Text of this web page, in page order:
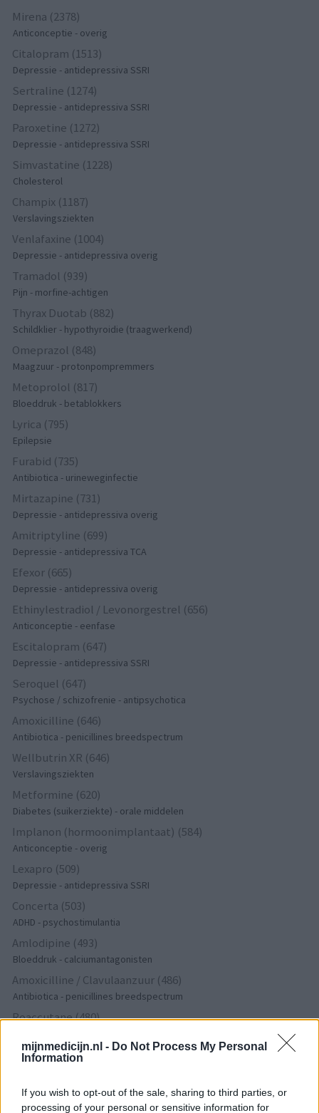
mijnmedicijn.nl - Do Not Process My Personal
Information
If you wish to opt-out of the sale, sharing to third parties, or
processing of your personal or sensitive information for
Mirena (2378)
Anticonceptie - overig
Citalopram (1513)
Depressie - antidepressiva SSRI
Sertraline (1274)
Depressie - antidepressiva SSRI
Paroxetine (1272)
Depressie - antidepressiva SSRI
Simvastatine (1228)
Cholesterol
Champix (1187)
Verslavingsziekten
Venlafaxine (1004)
Depressie - antidepressiva overig
Tramadol (939)
Pijn - morfine-achtigen
Thyrax Duotab (882)
Schildklier - hypothyroidie (traagwerkend)
Omeprazol (848)
Maagzuur - protonpompremmers
Metoprolol (817)
Bloeddruk - betablokkers
Lyrica (795)
Epilepsie
Furabid (735)
Antibiotica - urineweginfectie
Mirtazapine (731)
Depressie - antidepressiva overig
Amitriptyline (699)
Depressie - antidepressiva TCA
Efexor (665)
Depressie - antidepressiva overig
Ethinylestradiol / Levonorgestrel (656)
Anticonceptie - eenfase
Escitalopram (647)
Depressie - antidepressiva SSRI
Seroquel (647)
Psychose / schizofrenie - antipsychotica
Amoxicilline (646)
Antibiotica - penicillines breedspectrum
Wellbutrin XR (646)
Verslavingsziekten
Metformine (620)
Diabetes (suikerziekte) - orale middelen
Implanon (hormoonimplantaat) (584)
Anticonceptie - overig
Lexapro (509)
Depressie - antidepressiva SSRI
Concerta (503)
ADHD - psychostimulantia
Amlodipine (493)
Bloeddruk - calciumantagonisten
Amoxicilline / Clavulaanzuur (486)
Antibiotica - penicillines breedspectrum
Roaccutane (480)
Dexamfetamine (446)
Euthyrox (436)
Schildklier - hypothyroidie (traagwerkend)